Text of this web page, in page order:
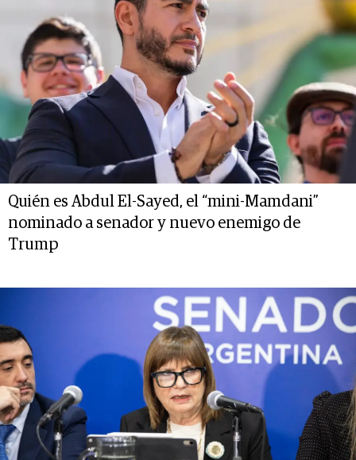
Quién es Abdul El-Sayed, el “mini-Mamdani”
nominado a senador y nuevo enemigo de
Trump